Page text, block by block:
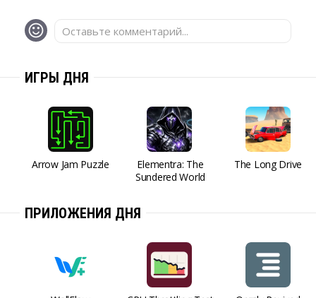
Оставьте комментарий...
ИГРЫ ДНЯ
Arrow Jam Puzzle
Elementra: The
Sundered World
The Long Drive
ПРИЛОЖЕНИЯ ДНЯ